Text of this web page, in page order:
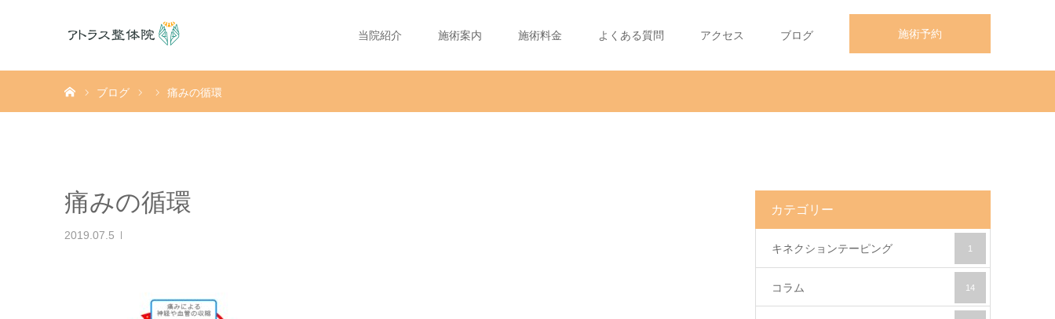
施術予約
当院紹介 施術案内 施術料金 よくある質問 アクセス ブログ
ブログ 痛みの循環
痛みの循環
2019.07.5
カテゴリー
キネクションテーピング 1
コラム 14